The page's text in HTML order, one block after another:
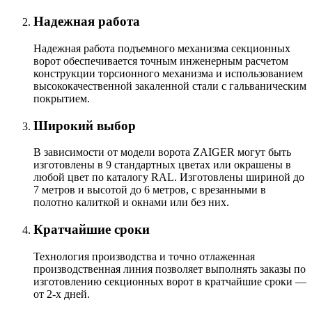
Надежная работа
Надежная работа подъемного механизма секционных
ворот обеспечивается точным инженерным расчетом
конструкции торсионного механизма и использованием
высококачественной закаленной стали с гальваническим
покрытием.
Широкий выбор
В зависимости от модели ворота ZAIGER могут быть
изготовлены в 9 стандартных цветах или окрашены в
любой цвет по каталогу RAL. Изготовлены шириной до
7 метров и высотой до 6 метров, с врезанными в
полотно калиткой и окнами или без них.
Кратчайшие сроки
Технология производства и точно отлаженная
производственная линия позволяет выполнять заказы по
изготовлению секционных ворот в кратчайшие сроки —
от 2-х дней.